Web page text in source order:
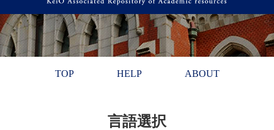
TOP HELP ABOUT
言語選択